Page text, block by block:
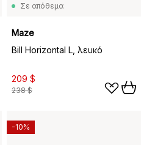
Σε απόθεμα
Maze
Bill Horizontal L, λευκό
209 $
238 $
-10%